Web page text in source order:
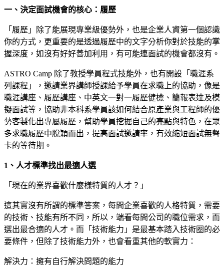
一、決定面試機會的核心：履歷
「履歷」除了能展現專業級優勢外，也是企業人資第一個認識
你的方式，更重要的是透過履歷中的文字分析你對於技能的掌
握深度，如沒有好好善加利用，有可能連面試的機會都沒有。
ASTRO Camp 除了教授學員程式技能外，也有開設「職涯系
列課程」，邀請業界講師授課給予學員在求職上的協助，像是
職涯講座、履歷講座、中英文一對一履歷健檢、簡報表達及模
擬面試等，協助非本科系學員該如何結合原產業與工程師的優
勢客製化出專屬履歷，幫助學員挖掘自己的亮點與特色，在眾
多求職履歷中脫穎而出，提高面試邀請率，有效縮短面試無聲
卡的等待期。
1、人才標準找出最適人選
「現在的業界喜歡什麼樣特質的人才？」
這其實沒有所謂的標準答案，每間企業喜歡的人格特質，需要
的技術、技能有所不同，所以，端看每間公司的職位需求，而
選出最合適的人才。而「技術能力」是最基本踏入技術圈的必
要條件，但除了技術能力外，也會看重其他的軟實力：
解決力：擁有自行解決問題的能力